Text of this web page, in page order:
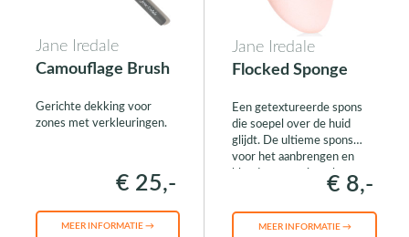
Jane Iredale
Camouflage Brush
Gerichte dekking voor
zones met verkleuringen.
€ 25,-
MEER INFORMATIE →
Jane Iredale
Flocked Sponge
Een getextureerde spons
die soepel over de huid
glijdt. De ultieme spons
voor het aanbrengen en
blenden van minerale€ 8,-
MEER INFORMATIE →